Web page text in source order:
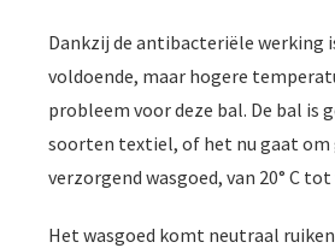
Dankzij de antibacteriële werking
voldoende, maar hogere
probleem voor deze bal. De bal is
soorten textiel, of het nu gaat
verzorgend wasgoed, van 20° C tot
Het wasgoed komt neutraal